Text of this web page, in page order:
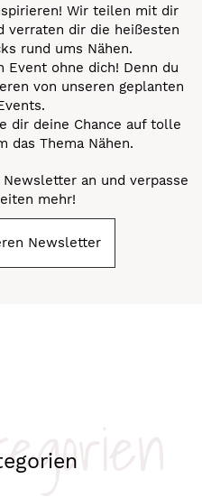
Wir teilen mit dir
verraten dir die heißesten
rund ums Nähen.
Event ohne dich! Denn du
von unseren geplanten
dir deine Chance auf tolle
das Thema Nähen.
an und verpasse
mehr!
Newsletter